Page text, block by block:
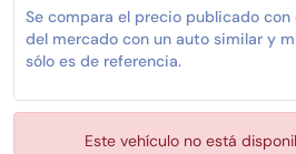
Se compara el precio publicado
del mercado con un auto similar y
sólo es de referencia.
Este vehículo no está